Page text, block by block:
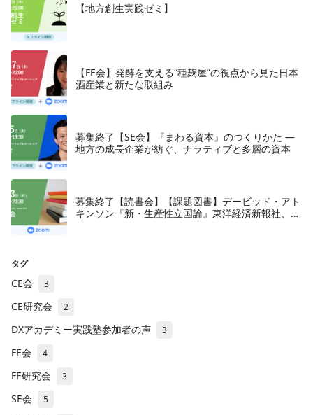
【地方創生実践ゼミ】
【FE会】発酵を支える“種麹屋”の視点から見た日本
酒産業と新たな取組み
募集終了【SE会】『まわる資本』のつくりかた —
地方の成長企業が紡ぐ、ナラティブと多層の資本
募集終了【読書会】【課題図書】デービッド・アト
キンソン『新・生産性立国論』東洋経済新報社、
タグ
CE会 3
CE研究会 2
DXアカデミー実践塾参加者の声 3
FE会 4
FE研究会 3
SE会 5